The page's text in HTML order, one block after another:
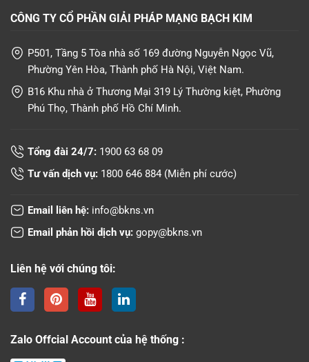
CÔNG TY CỔ PHẦN GIẢI PHÁP MẠNG BẠCH KIM
P501, Tầng 5 Tòa nhà số 169 đường Nguyễn Ngọc Vũ,
Phường Yên Hòa, Thành phố Hà Nội, Việt Nam.
B16 Khu nhà ở Thương Mại 319 Lý Thường kiệt, Phường
Phú Thọ, Thành phố Hồ Chí Minh.
Tổng đài 24/7: 1900 63 68 09
Tư vấn dịch vụ: 1800 646 884 (Miễn phí cước)
Email liên hệ: info@bkns.vn
Email phản hồi dịch vụ: gopy@bkns.vn
Liên hệ với chúng tôi:
Zalo Offcial Account của hệ thống :